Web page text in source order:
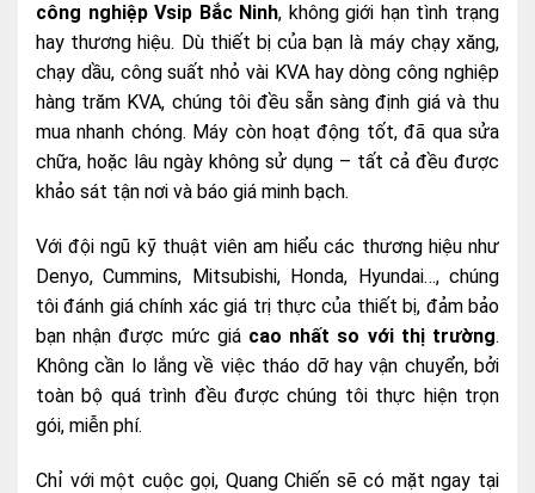
công nghiệp Vsip Bắc Ninh, không giới hạn tình trạng
hay thương hiệu. Dù thiết bị của bạn là máy chạy xăng,
chạy dầu, công suất nhỏ vài KVA hay dòng công nghiệp
hàng trăm KVA, chúng tôi đều sẵn sàng định giá và thu
mua nhanh chóng. Máy còn hoạt động tốt, đã qua sửa
chữa, hoặc lâu ngày không sử dụng – tất cả đều được
khảo sát tận nơi và báo giá minh bạch.
Với đội ngũ kỹ thuật viên am hiểu các thương hiệu như
Denyo, Cummins, Mitsubishi, Honda, Hyundai…, chúng
tôi đánh giá chính xác giá trị thực của thiết bị, đảm bảo
bạn nhận được mức giá cao nhất so với thị trường.
Không cần lo lắng về việc tháo dỡ hay vận chuyển, bởi
toàn bộ quá trình đều được chúng tôi thực hiện trọn
gói, miễn phí.
Chỉ với một cuộc gọi, Quang Chiến sẽ có mặt ngay tại